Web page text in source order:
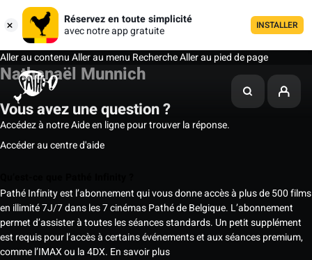
Réservez en toute simplicité
avec notre app gratuite
INSTALLER
Aller au contenuAller au menu RechercheAller au pied de page
Nathanaël Munnich
Vous avez une question ?
Accédez à notre Aide en ligne pour trouver la réponse.
Accéder au centre d'aide
Pathé Infinity est l’abonnement qui vous donne accès à plus de 500 films
en illimité 7J/7 dans les 7 cinémas Pathé de Belgique. L’abonnement
permet d’assister à toutes les séances standards. Un petit supplément
est requis pour l’accès à certains événements et aux séances premium,
comme l’IMAX ou la 4DX. En savoir plus